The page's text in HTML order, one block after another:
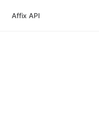
Affix API